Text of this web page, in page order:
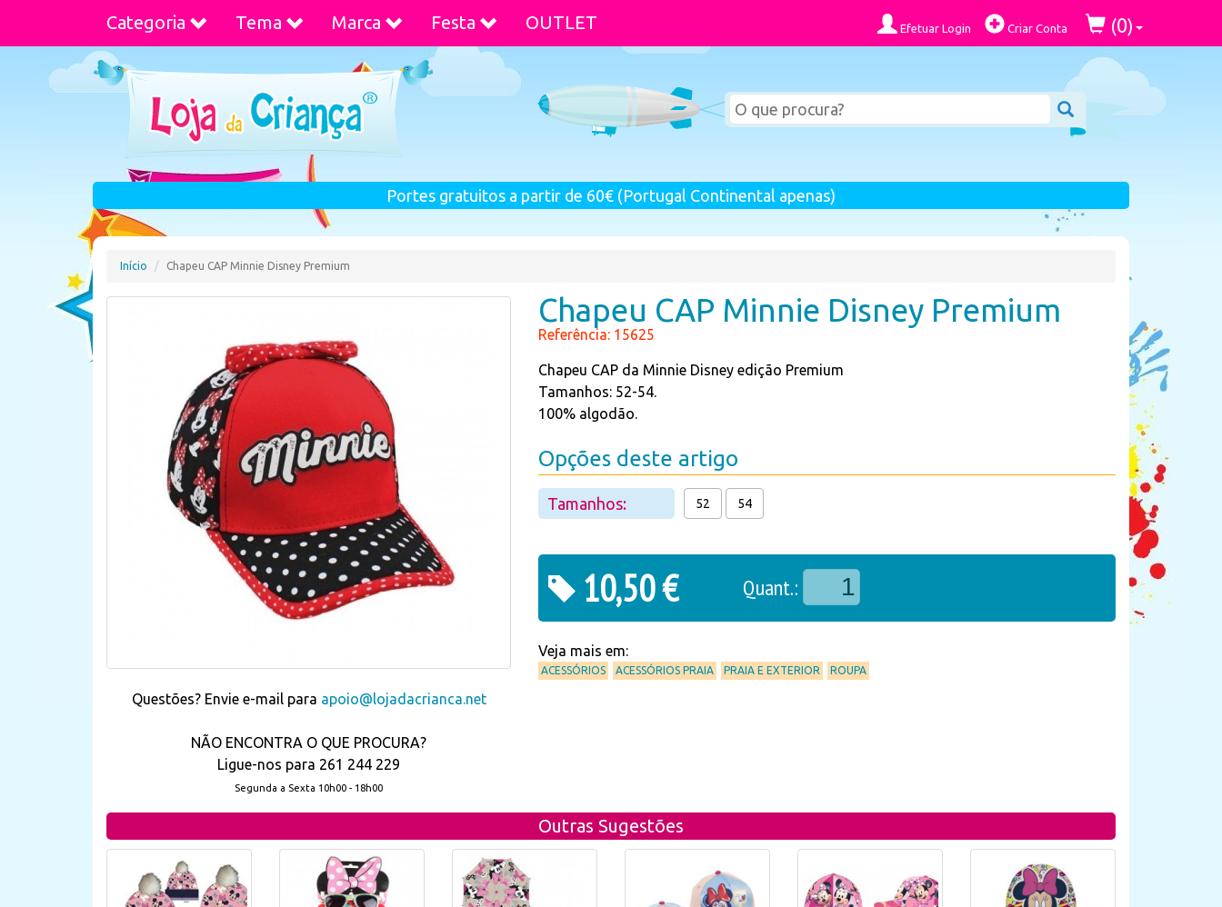
Categoria Tema Marca Festa OUTLET Efetuar Login Criar Conta (0)
Portes gratuitos a partir de 60€ (Portugal Continental apenas)
Início Chapeu CAP Minnie Disney Premium
Questões? Envie e-mail para apoio@lojadacrianca.net
NÃO ENCONTRA O QUE PROCURA?
Ligue-nos para 261 244 229
Segunda a Sexta 10h00 - 18h00
Chapeu CAP Minnie Disney Premium
Referência: 15625
Chapeu CAP da Minnie Disney edição Premium
Tamanhos: 52-54.
100% algodão.
Opções deste artigo
Tamanhos: 52 54
10,50 € Quant.:
Veja mais em:
ACESSÓRIOS ACESSÓRIOS PRAIA PRAIA E EXTERIOR ROUPA
Outras Sugestões